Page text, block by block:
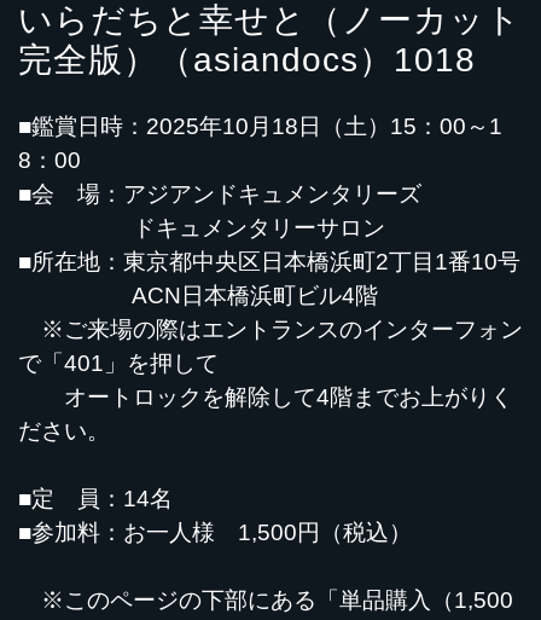
いらだちと幸せと（ノーカット
完全版）（asiandocs）1018
■鑑賞日時：2025年10月18日（土）15：00～1
8：00
■会 場：アジアンドキュメンタリーズ
ドキュメンタリーサロン
■所在地：東京都中央区日本橋浜町2丁目1番10号
ACN日本橋浜町ビル4階
※ご来場の際はエントランスのインターフォン
で「401」を押して
オートロックを解除して4階までお上がりく
ださい。
■定 員：14名
■参加料：お一人様 1,500円（税込）
※このページの下部にある「単品購入（1,500